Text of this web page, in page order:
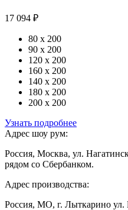
17 094 ₽
80 x 200
90 x 200
120 x 200
160 x 200
140 x 200
180 x 200
200 x 200
Узнать подробнее
Адрес шоу рум:
Россия, Москва, ул.
рядом со Сбербанком.
Адрес производства:
Россия, МО, г. Лыткарино ул.